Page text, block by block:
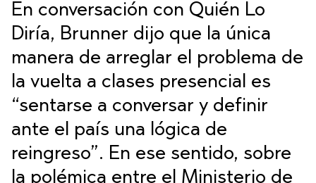
En conversación con Quién Lo
Diría, Brunner dijo que la única
manera de arreglar el problema de
la vuelta a clases presencial es
“sentarse a conversar y definir
ante el país una lógica de
reingreso”. En ese sentido, sobre
la polémica entre el Ministerio de